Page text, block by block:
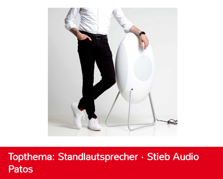
Topthema: Standlautsprecher · Stieb Audio
Patos